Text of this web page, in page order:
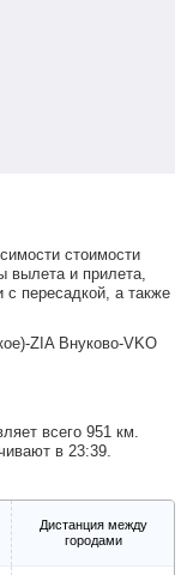
стоимости
вылета и прилета,
с пересадкой, а также
ZIA Внуково-VKO
всего 951 км.
в 23:39.
Дистанция между
городами